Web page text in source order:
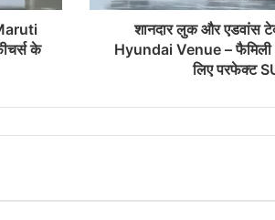
के
शानदार लुक और एडवांस
Hyundai Venue – फैमिली
लिए परफेक्ट